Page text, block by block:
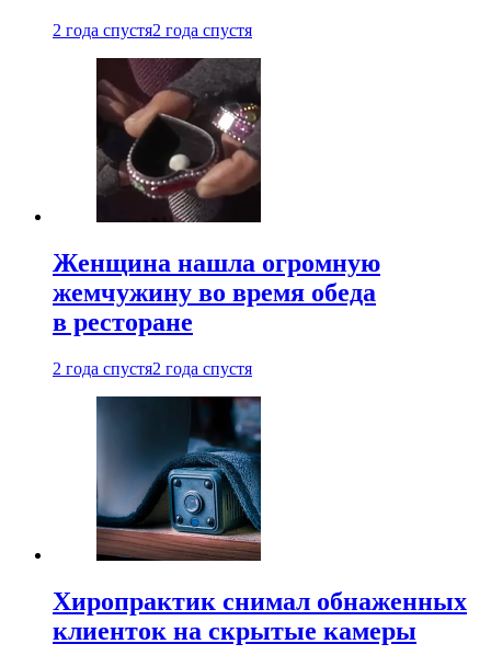
2 года спустя2 года спустя
Женщина нашла огромную
жемчужину во время обеда
в ресторане
2 года спустя2 года спустя
Хиропрактик снимал обнаженных
клиенток на скрытые камеры